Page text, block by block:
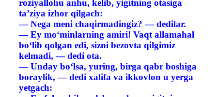
roziyallohu anhu, kelib, yigitning otasiga
ta’ziya izhor qilgach:
— Nega meni chaqirmadingiz? — dedilar.
— Ey mo‘minlarning amiri! Vaqt allamahal
bo‘lib qolgan edi, sizni bezovta qilgimiz
kelmadi, — dedi ota.
— Unday bo‘lsa, yuring, birga qabr boshiga
boraylik, — dedi xalifa va ikkovlon u yerga
yetgach: